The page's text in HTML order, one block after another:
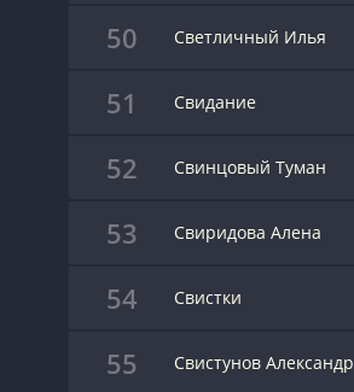
50 Светличный Илья
51 Свидание
52 Свинцовый Туман
53 Свиридова Алена
54 Свистки
55 Свистунов Александр